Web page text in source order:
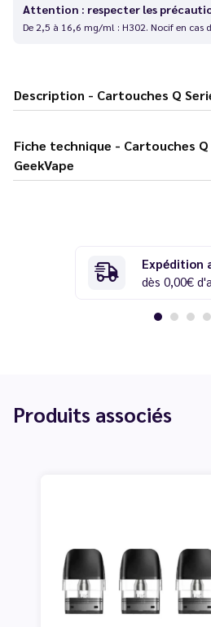
Attention : respecter les
De 2,5 à 16,6 mg/ml : H302. Nocif en cas
Description - Cartouches
Fiche technique - Cartouches Q Series 3 ml -
GeekVape
Expédition
dès 0,00€
Produits associés